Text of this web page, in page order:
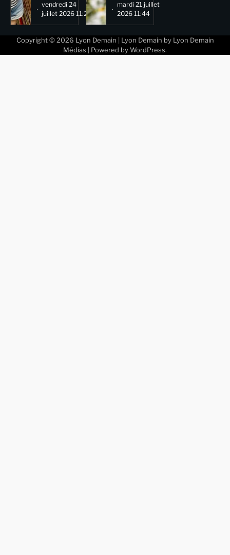
vendredi 24
juillet 2026 11:29
mardi 21 juillet
2026 11:44
Copyright © 2026 Lyon Demain | Lyon Demain by Lyon Demain
Médias | Powered by WordPress.